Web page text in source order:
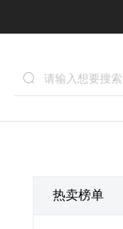
热卖榜单